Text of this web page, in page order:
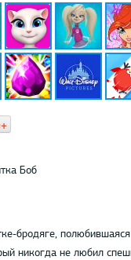
Боб
бродяге,
никогда не любил